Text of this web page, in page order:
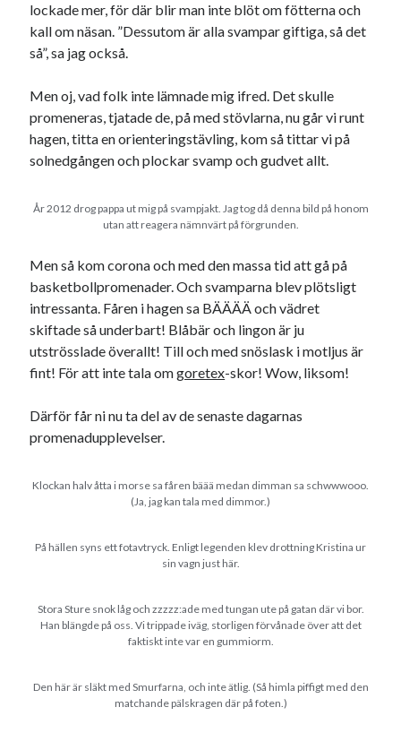
lockade mer, för där blir man inte blöt om fötterna och
kall om näsan. ”Dessutom är alla svampar giftiga, så det
så”, sa jag också.
Men oj, vad folk inte lämnade mig ifred. Det skulle
promeneras, tjatade de, på med stövlarna, nu går vi runt
hagen, titta en orienteringstävling, kom så tittar vi på
solnedgången och plockar svamp och gudvet allt.
År 2012 drog pappa ut mig på svampjakt. Jag tog då denna bild på honom
utan att reagera nämnvärt på förgrunden.
Men så kom corona och med den massa tid att gå på
basketbollpromenader. Och svamparna blev plötsligt
intressanta. Fåren i hagen sa BÄÄÄÄ och vädret
skiftade så underbart! Blåbär och lingon är ju
utströsslade överallt! Till och med snöslask i motljus är
fint! För att inte tala omgoretex-skor! Wow, liksom!
Därför får ni nu ta del av de senaste dagarnas
promenadupplevelser.
Klockan halv åtta i morse sa fåren bäää medan dimman sa schwwwooo.
(Ja, jag kan tala med dimmor.)
På hällen syns ett fotavtryck. Enligt legenden klev drottning Kristina ur
sin vagn just här.
Stora Sture snok låg och zzzzz:ade med tungan ute på gatan där vi bor.
Han blängde på oss. Vi trippade iväg, storligen förvånade över att det
faktiskt inte var en gummiorm.
Den här är släkt med Smurfarna, och inte ätlig. (Så himla piffigt med den
matchande pälskragen där på foten.)